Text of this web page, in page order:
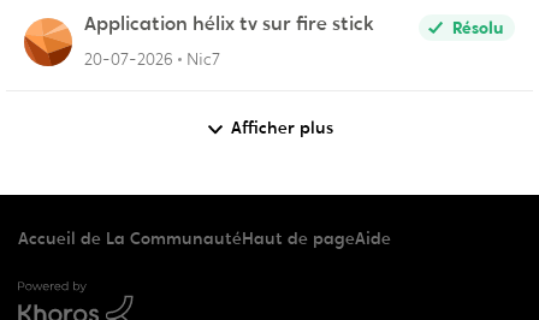
Application hélix tv sur fire stick
Résolu
20-07-2026
Nic7
Afficher plus
Accueil de La CommunautéHaut de pageAide